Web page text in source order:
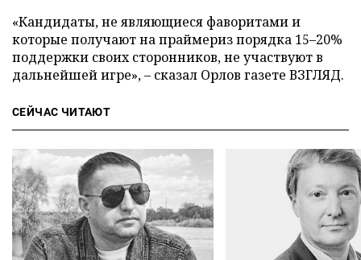
«Кандидаты, не являющиеся фаворитами и
которые получают на праймериз порядка 15–20%
поддержки своих сторонников, не участвуют в
дальнейшей игре», – сказал Орлов газете ВЗГЛЯД.
СЕЙЧАС ЧИТАЮТ